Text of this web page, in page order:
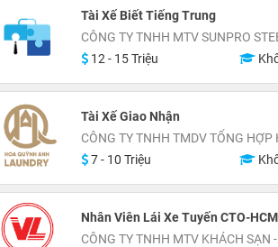
Tài Xế Biết Tiếng Trung
CÔNG TY TNHH MTV SUNPRO
12 - 15 Triệu
Tài Xế Giao Nhận
CÔNG TY TNHH TMDV TỔNG HỢP
7 - 10 Triệu
Nhân Viên Lái Xe Tuyến CTO-
CÔNG TY TNHH MTV KHÁCH SẠN